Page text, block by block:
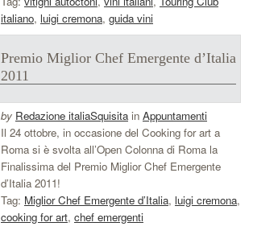
italiano, luigi cremona, guida vini
Premio Miglior Chef Emergente d’Italia
2011
by Redazione italiaSquisitain Appuntamenti
Il 24 ottobre, in occasione del Cooking for art a
Roma si è svolta all’Open Colonna di Roma la
Finalissima del Premio Miglior Chef Emergente
d’Italia 2011!
Tag: Miglior Chef Emergente d’Italia, luigi cremona,
cooking for art, chef emergenti